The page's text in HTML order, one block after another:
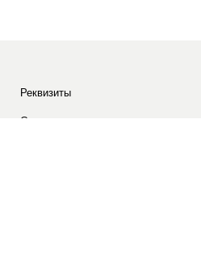
Реквизиты
Сервис